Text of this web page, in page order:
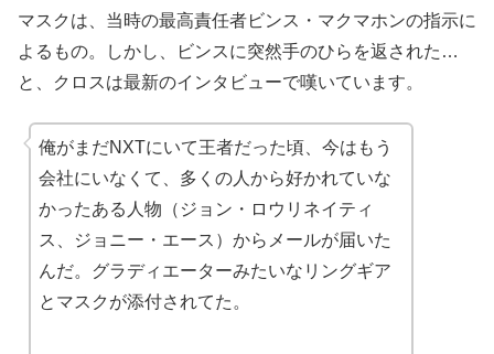
マスクは、当時の最高責任者ビンス・マクマホンの指示に
よるもの。しかし、ビンスに突然手のひらを返された…
と、クロスは最新のインタビューで嘆いています。
俺がまだNXTにいて王者だった頃、今はもう
会社にいなくて、多くの人から好かれていな
かったある人物（ジョン・ロウリネイティ
ス、ジョニー・エース）からメールが届いた
んだ。グラディエーターみたいなリングギア
とマスクが添付されてた。